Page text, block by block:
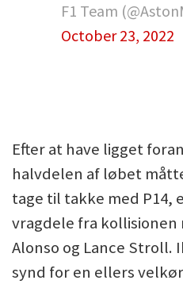
F1 Team
October 23, 2022
Efter at have ligget
halvdelen af løbet
tage til takke med P14,
vragdele fra kollisionen
Alonso og Lance
synd for en ellers